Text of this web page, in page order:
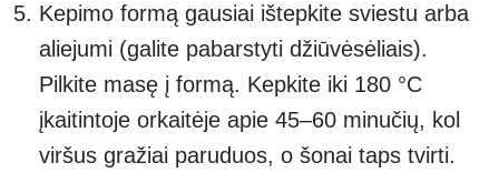
Kepimo formą gausiai ištepkite sviestu arba
aliejumi (galite pabarstyti džiūvėsėliais).
Pilkite masę į formą. Kepkite iki 180 °C
įkaitintoje orkaitėje apie 45–60 minučių, kol
viršus gražiai paruduos, o šonai taps tvirti.